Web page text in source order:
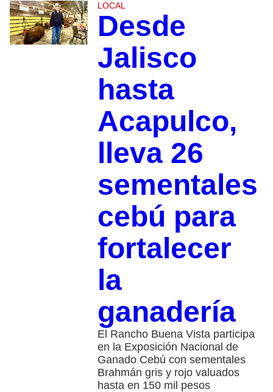
LOCAL
Desde
Jalisco
hasta
Acapulco,
lleva 26
sementales
cebú para
fortalecer
la
ganadería
El Rancho Buena Vista participa
en la Exposición Nacional de
Ganado Cebú con sementales
Brahmán gris y rojo valuados
hasta en 150 mil pesos